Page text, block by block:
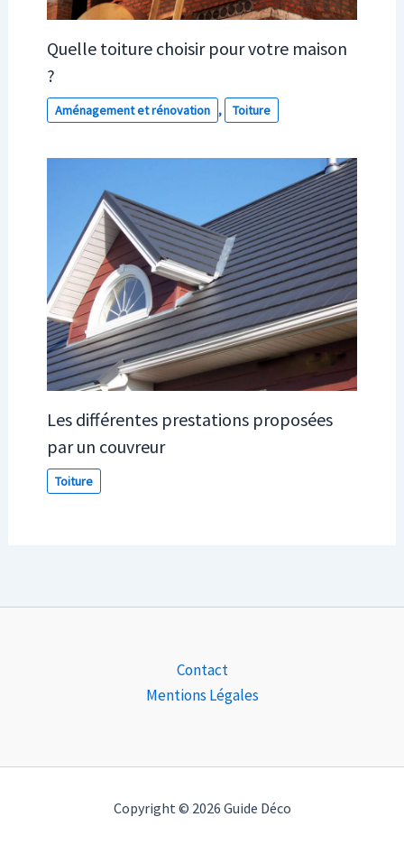
Quelle toiture choisir pour votre maison
?
Aménagement et rénovation , Toiture
Les différentes prestations proposées
par un couvreur
Toiture
Contact
Mentions Légales
Copyright © 2026 Guide Déco